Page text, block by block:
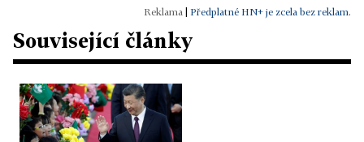
Předplatné HN+ je zcela bez reklam.
Související články